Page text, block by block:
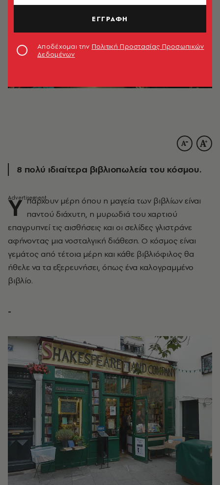
8 πολύ ιδιαίτερα βιβλιοπωλεία του κόσμου.
Υ πάρχουν μέρη όπου η μαγεία των βιβλίων είναι
παντού διάχυτη, η μυρωδιά του χαρτιού
επαγρυπνεί τις αισθήσεις και οι σελίδες γλιστράνε
αφήνοντας μια νοσταλγική διάθεση. Ο κόσμος είναι
γεμάτος από τέτοια μέρη και κάθε βιβλιόφιλος θα
ήθελε να τα εξερευνήσει, όπως ένα καλογραμμένο
βιβλίο.
-
ΕΓΓΡΑΦΗ
Αποδέχομαι την Πολιτική Προστασίας Προσωπικών
Δεδομένων